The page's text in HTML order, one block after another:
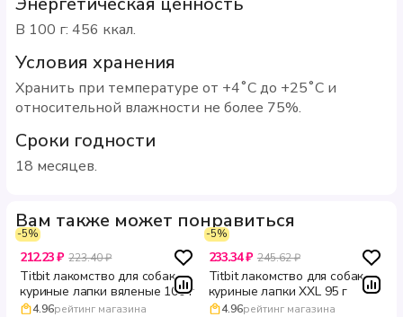
В 100 г: 456 ккал.
Условия хранения
Хранить при температуре от +4˚С до +25˚С и
относительной влажности не более 75%.
Сроки годности
18 месяцев.
Вам также может понравиться
-5%
212.23 ₽ 223.40 ₽
Titbit лакомство для собак
куриные лапки вяленые 100 г
4.96рейтинг магазина
-5%
233.34 ₽ 245.62 ₽
Titbit лакомство для собак
куриные лапки XXL 95 г
4.96рейтинг магазина